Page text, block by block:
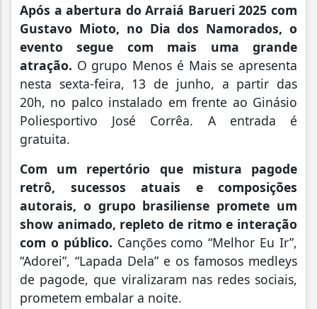
Após a abertura do Arraiá Barueri 2025 com
Gustavo Mioto, no Dia dos Namorados, o
evento segue com mais uma grande
atração. O grupo Menos é Mais se apresenta
nesta sexta-feira, 13 de junho, a partir das
20h, no palco instalado em frente ao Ginásio
Poliesportivo José Corrêa. A entrada é
gratuita.
Com um repertório que mistura pagode
retrô, sucessos atuais e composições
autorais, o grupo brasiliense promete um
show animado, repleto de ritmo e interação
com o público. Canções como “Melhor Eu Ir”,
“Adorei”, “Lapada Dela” e os famosos medleys
de pagode, que viralizaram nas redes sociais,
prometem embalar a noite.